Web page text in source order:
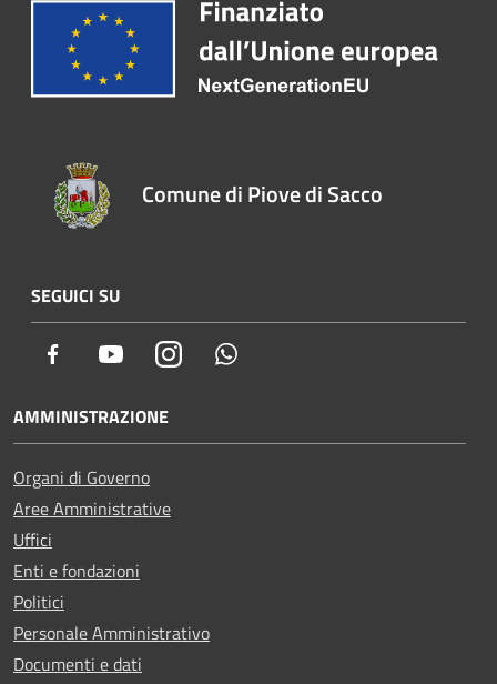
Comune di Piove di Sacco
SEGUICI SU
Facebook YoutubeInstagram
AMMINISTRAZIONE
Organi di Governo
Aree Amministrative
Uffici
Enti e fondazioni
Politici
Personale Amministrativo
Documenti e dati